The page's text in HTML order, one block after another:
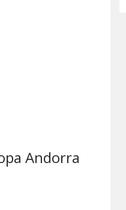
Andorra